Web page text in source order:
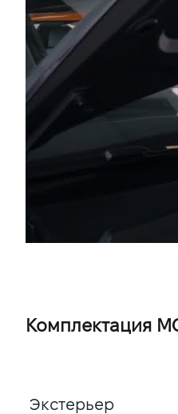
Комплектация
Экстерьер